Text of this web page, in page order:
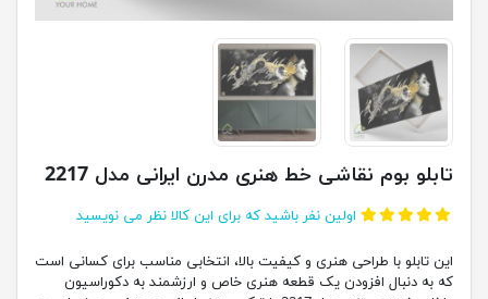
تابلو بوم نقاشی خط هنری مدرن ایرانی مدل 2217
اولین نفر باشید که برای این کالا نظر می نویسید
این تابلو با طراحی هنری و کیفیت بالا، انتخابی مناسب برای کسانی است
که به دنبال افزودن یک قطعه هنری خاص و ارزشمند به دکوراسیون